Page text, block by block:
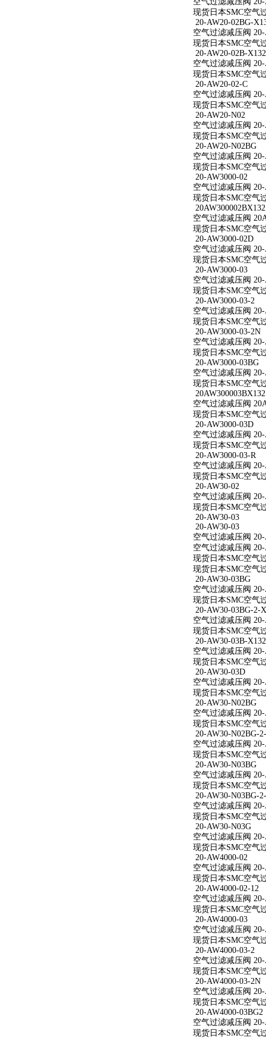
现货日本SMC空气
20-AW20-02BG-
空气过滤减压阀
现货日本SMC空气
20-AW20-02B-X132
空气过滤减压阀
现货日本SMC空气
20-AW20-02-C
空气过滤减压阀 20-
现货日本SMC空气
20-AW20-N02
空气过滤减压阀
现货日本SMC空气
20-AW20-N02BG
空气过滤减压阀
现货日本SMC空气
20-AW3000-02
空气过滤减压阀 20-
现货日本SMC空气
20AW300002BX132
空气过滤减压阀
现货日本SMC空气
20-AW3000-02D
空气过滤减压阀 20-
现货日本SMC空气
20-AW3000-03
空气过滤减压阀 20-
现货日本SMC空气
20-AW3000-03-2
空气过滤减压阀 20-
现货日本SMC空气
20-AW3000-03-2N
空气过滤减压阀
现货日本SMC空气
20-AW3000-03BG
空气过滤减压阀 20-
现货日本SMC空气
20AW300003BX132
空气过滤减压阀
现货日本SMC空气
20-AW3000-03D
空气过滤减压阀 20-
现货日本SMC空气
20-AW3000-03-R
空气过滤减压阀 20-
现货日本SMC空气
20-AW30-02
空气过滤减压阀 20-
现货日本SMC空气
20-AW30-03
20-AW30-03
空气过滤减压阀 20-
空气过滤减压阀 20-
现货日本SMC空气
现货日本SMC空气
20-AW30-03BG
空气过滤减压阀 20-
现货日本SMC空气
20-AW30-03BG-2-
空气过滤减压阀
现货日本SMC空气
20-AW30-03B-X132
空气过滤减压阀
现货日本SMC空气
20-AW30-03D
空气过滤减压阀
现货日本SMC空气
20-AW30-N02BG
空气过滤减压阀
现货日本SMC空气
20-AW30-N02BG-
空气过滤减压阀
现货日本SMC空气
20-AW30-N03BG
空气过滤减压阀
现货日本SMC空气
20-AW30-N03BG-
空气过滤减压阀
现货日本SMC空气
20-AW30-N03G
空气过滤减压阀
现货日本SMC空气
20-AW4000-02
空气过滤减压阀 20-
现货日本SMC空气
20-AW4000-02-12
空气过滤减压阀 20-
现货日本SMC空气
20-AW4000-03
空气过滤减压阀 20-
现货日本SMC空气
20-AW4000-03-2
空气过滤减压阀 20-
现货日本SMC空气
20-AW4000-03-2N
空气过滤减压阀
现货日本SMC空气
20-AW4000-03BG2
空气过滤减压阀 20-
现货日本SMC空气